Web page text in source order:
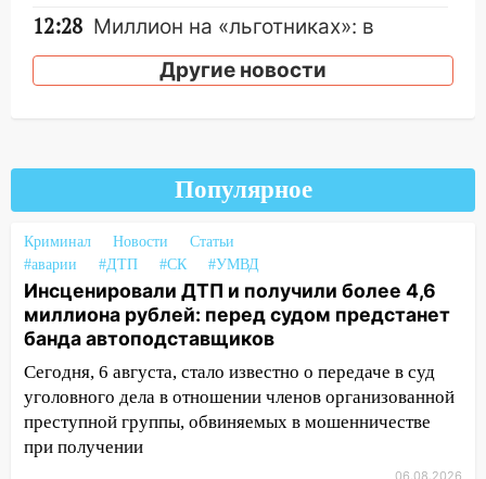
12:28 Миллион на «льготниках»: в
Ульяновской области перевозчик
провернул хитрую схему с чужими
120 тысяч долга
Снят режим «Ракетная
области
11:30 Кабмин РФ разрешил до 1 июля
2027 года импорт, выпуск и обращение
бензина Евро 2, Евро 3, Евро 4
11:12 Соцсети: на Рябикова автомобиль
врезался в забор
10:27 Где есть бензин в Ульяновске
Другие новости
Популярное
Криминал Новости
Статьи
#аварии
#ДТП #СК #УМВД
Инсценировали ДТП и получили более 4,6
миллиона рублей: перед судом предстанет
банда автоподставщиков
Сегодня, 6 августа, стало известно о передаче в суд
уголовного дела в отношении членов организованной
преступной группы, обвиняемых в мошенничестве
при получении
06.08.2026